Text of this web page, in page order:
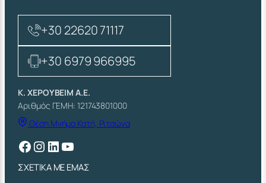
+30 22620 71117
+30 6979 966995
Κ. ΧΕΡΟΥΒΕΙΜ Α.Ε.
Αριθμός ΓΕΜΗ: 121743801000
Θέση Μνήμα Κατή, Ριτσώνα
Facebook Instagram Linkedin YouTube
ΣΧΕΤΙΚΑ ΜΕ ΕΜΑΣ